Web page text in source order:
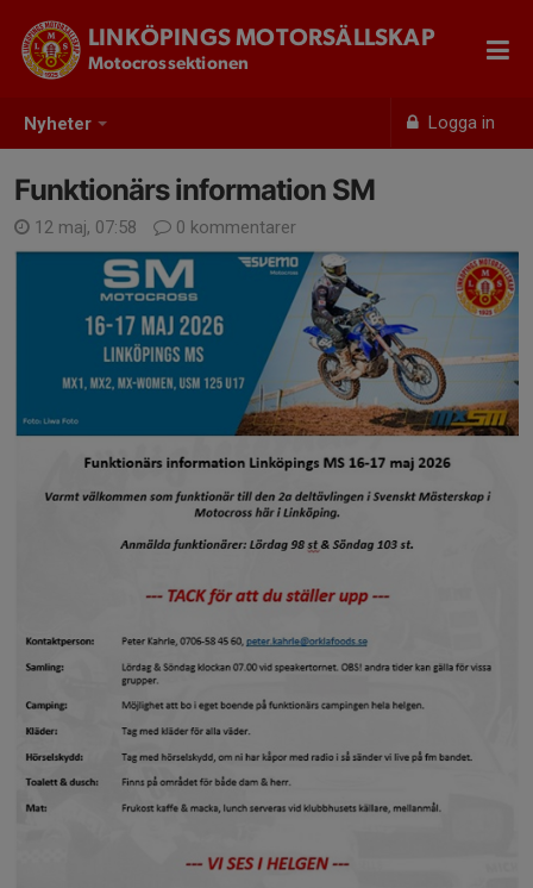
Nyheter Logga in
LINKÖPINGS MOTORSÄLLSKAP
Motocrossektionen
Funktionärs information SM
12 maj, 07:58 0 kommentarer